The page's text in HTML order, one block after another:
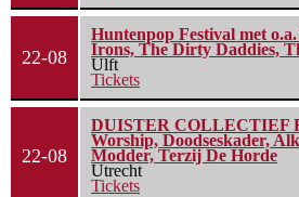
22-08
Huntenpop Festival met
Irons, The Dirty Daddies,
Ulft
Tickets
22-08
DUISTER COLLECTIEF
Worship, Doodseskader,
Modder, Terzij De Horde
Utrecht
Tickets